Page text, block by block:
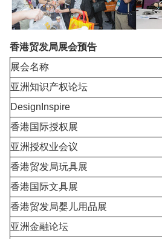
香港贸发局展会预告
展会名称
亚洲知识产权论坛
DesignInspire
香港国际授权展
亚洲授权业会议
香港贸发局玩具展
香港国际文具展
香港贸发局婴儿用品展
亚洲金融论坛